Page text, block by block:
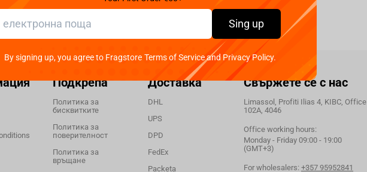
Подкрепа
Политика за
бисквитките
Политика за
поверителност
Политика за
връщане
Доставка
DHL
UPS
DPD
FedEx
Packeta
Свържете се с нас
Limassol, Profiti Ilias 4, KIBC, Office
102A, 4046
Office working hours:
Monday - Friday 09:00 - 19:00
(GMT+3)
For wholesalers: +357 95952841
Sing up
By signing up, you agree to Fragstore Terms of Service and Privacy Policy.